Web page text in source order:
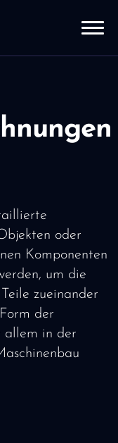
oder
Komponenten
um die
zueinander
der
allem in der